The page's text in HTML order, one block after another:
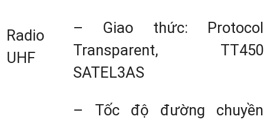
Máy GPS RTK GeoMate SG9
mm x 150 mm x 110 mm và cân
Radio
UHF
– Giao thức:
Transparent,
SATEL3AS
– Tốc độ đường